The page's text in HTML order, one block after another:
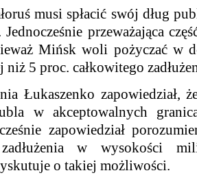
musi spłacić swój dług
Jednocześnie przeważająca
Mińsk woli pożyczać w
5 proc. całkowitego
Łukaszenko zapowiedział,
w akceptowalnych
zapowiedział
zadłużenia w wysokości
o takiej możliwości.